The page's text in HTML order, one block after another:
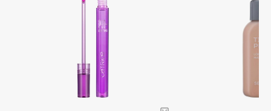
Boadicea The Victorious